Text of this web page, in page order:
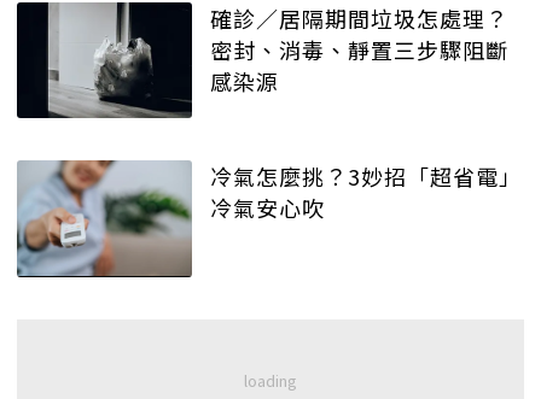
確診／居隔期間垃圾怎處理？
密封、消毒、靜置三步驟阻斷
感染源
冷氣怎麼挑？3妙招「超省電」
冷氣安心吹